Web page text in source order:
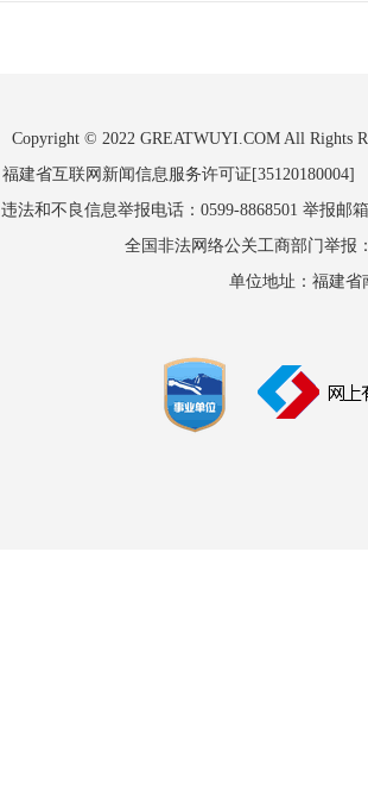
Copyright © 2022 GREATWUYI.COM All Rights
福建省互联网新闻信息服务许可证
违法和不良信息举报电话：0599-8868501 举报邮
全国非法网络公关工商部门举报
单位地址：福建省